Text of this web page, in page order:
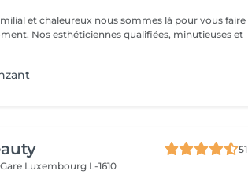
et chaleureux nous sommes là pour vous faire
Nos esthéticiennes qualifiées, minutieuses et
51
Luxembourg L-1610